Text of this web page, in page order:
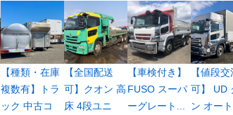
【種類・在庫
複数有】トラ
ック 中古コ
【全国配送
可】クオン 高
床 4段ユニ
【車検付き】
FUSO スーパ
ーグレート...
【値段
可】 UD
ン オート